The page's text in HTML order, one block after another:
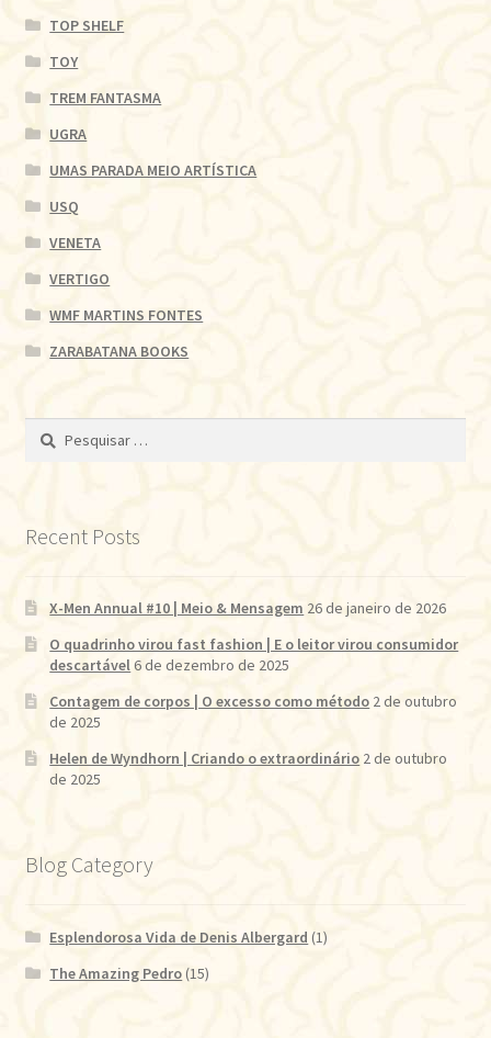
TOP SHELF
TOY
TREM FANTASMA
UGRA
UMAS PARADA MEIO ARTÍSTICA
USQ
VENETA
VERTIGO
WMF MARTINS FONTES
ZARABATANA BOOKS
Pesquisar
Recent Posts
X-Men Annual #10 | Meio & Mensagem 26 de janeiro de 2026
O quadrinho virou fast fashion | E o leitor virou consumidor
descartável6 de dezembro de 2025
Contagem de corpos | O excesso como método 2 de outubro
de 2025
Helen de Wyndhorn | Criando o extraordinário 2 de outubro
de 2025
Blog Category
Esplendorosa Vida de Denis Albergard (1)
The Amazing Pedro (15)